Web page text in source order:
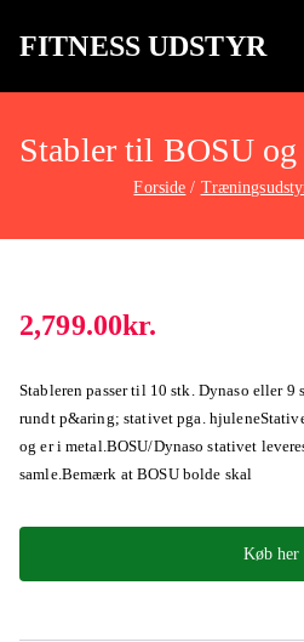
FITNESS UDSTYR
Stabler til BOSU og
Forside
2,799.00kr.
Stableren passer til 10 stk. Dynaso eller 9
rundt p&aring; stativet pga.
og er i metal.BOSU/Dynaso stativet
samle.Bemærk at BOSU bolde skal
Køb her